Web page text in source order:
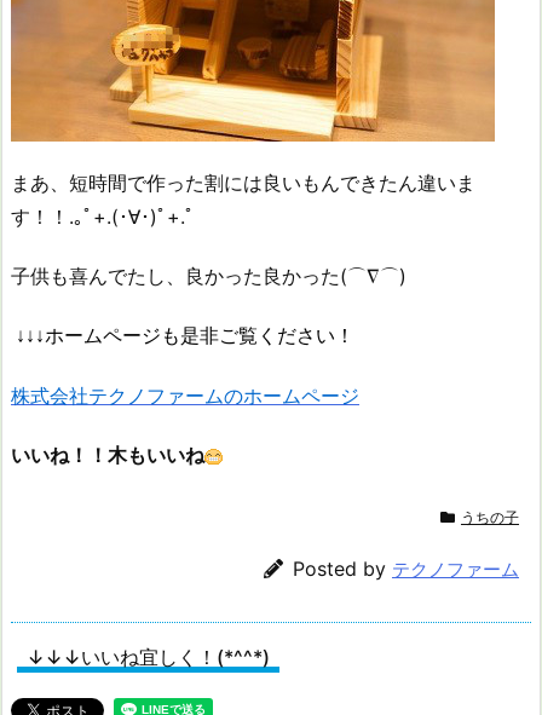
まあ、短時間で作った割には良いもんできたん違いま
す！！.｡ﾟ+.(･∀･)ﾟ+.ﾟ
子供も喜んでたし、良かった良かった(⌒∇⌒)
↓↓↓ホームページも是非ご覧ください！
株式会社テクノファームのホームページ
いいね！！木もいいね
うちの子
Posted by テクノファーム
↓↓↓いいね宜しく！(*^^*)